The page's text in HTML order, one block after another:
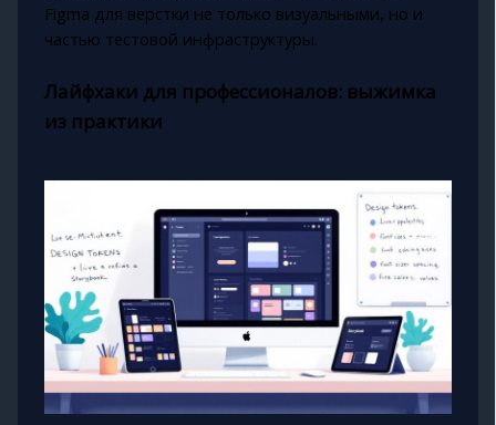
Figma для верстки не только визуальными, но и
частью тестовой инфраструктуры.
Лайфхаки для профессионалов: выжимка
из практики